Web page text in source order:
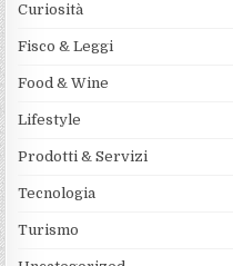
Curiosità
Fisco & Leggi
Food & Wine
Lifestyle
Prodotti & Servizi
Tecnologia
Turismo